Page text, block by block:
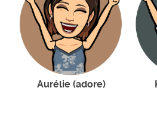
Aurélie (adore)